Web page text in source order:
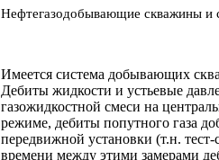
Нефтегазодобывающие скважины и
Имеется система добывающих
Дебиты жидкости и устьевые
газожидкостной смеси на
режиме, дебиты попутного газа
передвижной установки (т.н. тест-
времени между этими замерами